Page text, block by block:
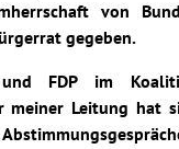
von
gegeben.
FDP im
meiner Leitung hat